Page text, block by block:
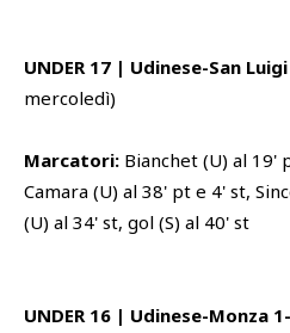
UNDER 17 | Udinese-San
mercoledì)
Marcatori: Bianchet (U) al 19'
Camara (U) al 38' pt e 4' st,
(U) al 34' st, gol (S) al 40' st
UNDER 16 | Udinese-Monza